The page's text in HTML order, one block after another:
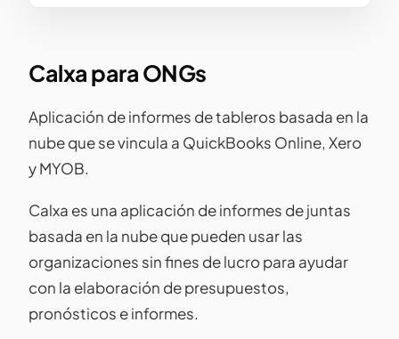
Calxa para ONGs
Aplicación de informes de tableros basada en la
nube que se vincula a QuickBooks Online, Xero
y MYOB.
Calxa es una aplicación de informes de juntas
basada en la nube que pueden usar las
organizaciones sin fines de lucro para ayudar
con la elaboración de presupuestos,
pronósticos e informes.